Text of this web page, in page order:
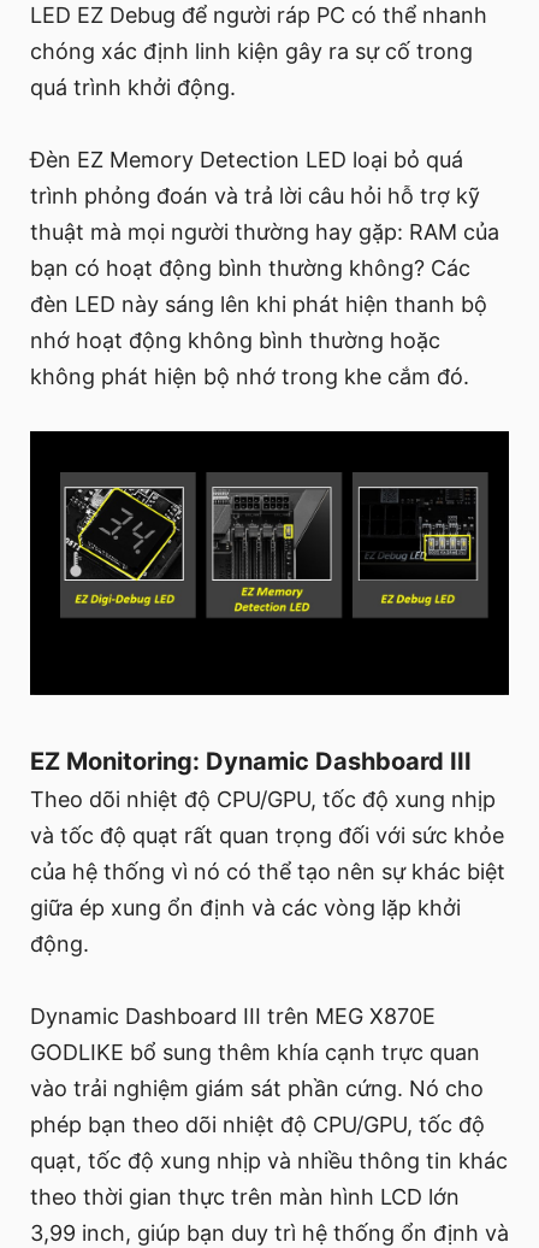
LED EZ Debug để người ráp PC có thể nhanh
chóng xác định linh kiện gây ra sự cố trong
quá trình khởi động.
Đèn EZ Memory Detection LED loại bỏ quá
trình phỏng đoán và trả lời câu hỏi hỗ trợ kỹ
thuật mà mọi người thường hay gặp: RAM của
bạn có hoạt động bình thường không? Các
đèn LED này sáng lên khi phát hiện thanh bộ
nhớ hoạt động không bình thường hoặc
không phát hiện bộ nhớ trong khe cắm đó.
EZ Monitoring: Dynamic Dashboard III
Theo dõi nhiệt độ CPU/GPU, tốc độ xung nhịp
và tốc độ quạt rất quan trọng đối với sức khỏe
của hệ thống vì nó có thể tạo nên sự khác biệt
giữa ép xung ổn định và các vòng lặp khởi
động.
Dynamic Dashboard III trên MEG X870E
GODLIKE bổ sung thêm khía cạnh trực quan
vào trải nghiệm giám sát phần cứng. Nó cho
phép bạn theo dõi nhiệt độ CPU/GPU, tốc độ
quạt, tốc độ xung nhịp và nhiều thông tin khác
theo thời gian thực trên màn hình LCD lớn
3,99 inch, giúp bạn duy trì hệ thống ổn định và